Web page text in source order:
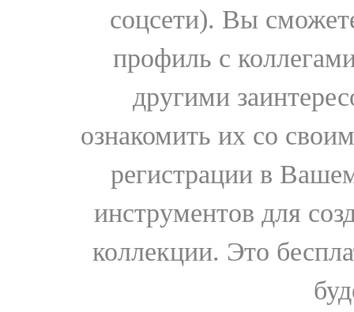
соцсети). Вы
профиль с
другими
ознакомить их со
регистрации в
инструментов для
коллекции. Это